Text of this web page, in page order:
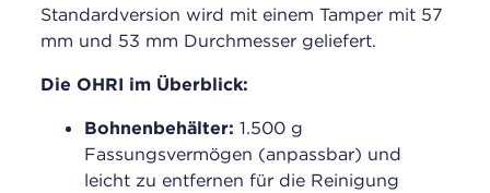
Standardversion wird mit einem Tamper mit 57
mm und 53 mm Durchmesser geliefert.
Die OHRI im Überblick:
Bohnenbehälter:1.500 g
Fassungsvermögen (anpassbar) und
leicht zu entfernen für die Reinigung